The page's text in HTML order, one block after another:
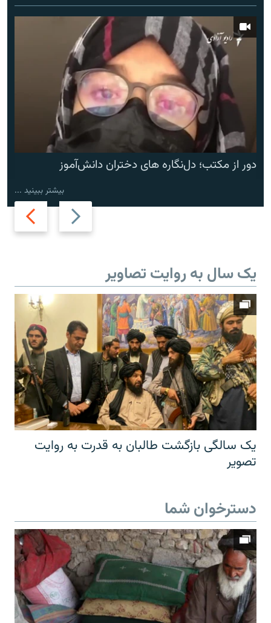
Previous
slide
Next
slide
دور از مکتب؛ دل‌نگاره های دختران دانش‌آموز
بیشتر ببینید ...
یک سال به روایت تصاویر
یک سالگی بازگشت طالبان به قدرت به روایت
تصویر
دسترخوان شما